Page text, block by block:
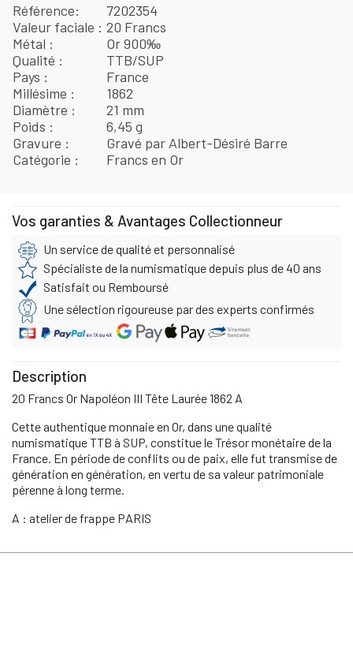
Référence
7202354
Valeur faciale
20 Francs
Métal
Or 900‰
Qualité
TTB/SUP
Pays
France
Millésime
1862
Diamètre
21 mm
Poids
6,45 g
Gravure
Gravé par Albert-Désiré Barre
Catégorie
Francs en Or
Vos garanties & Avantages Collectionneur
Un service de qualité et personnalisé
Spécialiste de la numismatique depuis plus de 40 ans
Satisfait ou Remboursé
Une sélection rigoureuse par des experts confirmés
Description
20 Francs Or Napoléon III Tête Laurée 1862 A
Cette authentique monnaie en Or, dans une qualité
numismatique TTB à SUP, constitue le Trésor monétaire de la
France. En période de conflits ou de paix, elle fut transmise de
génération en génération, en vertu de sa valeur patrimoniale
pérenne à long terme.
A : atelier de frappe PARIS